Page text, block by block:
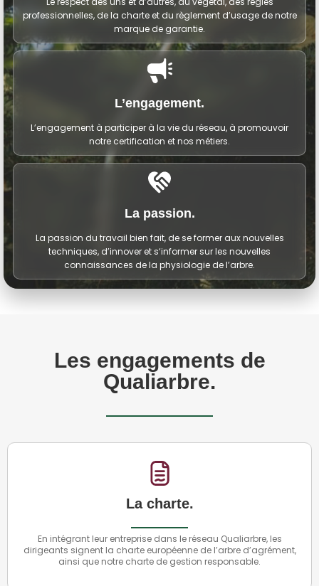
professionnelles, de la charte et du règlement d’usage de notre
marque de garantie.
L’engagement.
L’engagement à participer à la vie du réseau, à promouvoir
notre certification et nos métiers.
La passion.
La passion du travail bien fait, de se former aux nouvelles
techniques, d’innover et s‘informer sur les nouvelles
connaissances de la physiologie de l’arbre.
Les engagements de
Qualiarbre.
La charte.
En intégrant leur entreprise dans le réseau Qualiarbre, les
dirigeants signent la charte européenne de l’arbre d’agrément,
ainsi que notre charte de gestion responsable.